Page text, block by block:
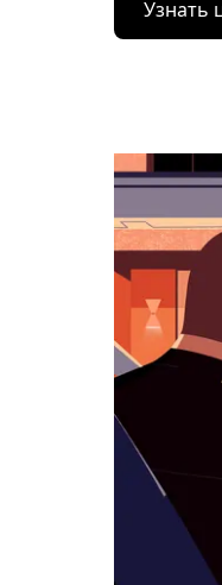
стрелку
вниз,
выбрать
дату.
закрыть
календарь,
нажмите
Esc.
Узнать